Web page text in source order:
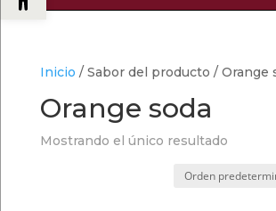
Inicio / Sabor del producto / Orange
Orange soda
Mostrando el único resultado